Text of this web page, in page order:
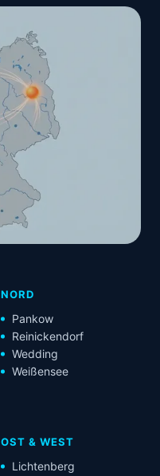
NORD
Pankow
Reinickendorf
Wedding
Weißensee
OST & WEST
Lichtenberg